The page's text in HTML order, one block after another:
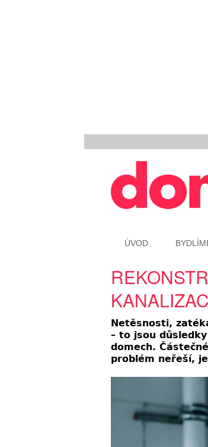
ÚVOD
Netěsnosti,
– to jsou
domech.
problém neřeší,